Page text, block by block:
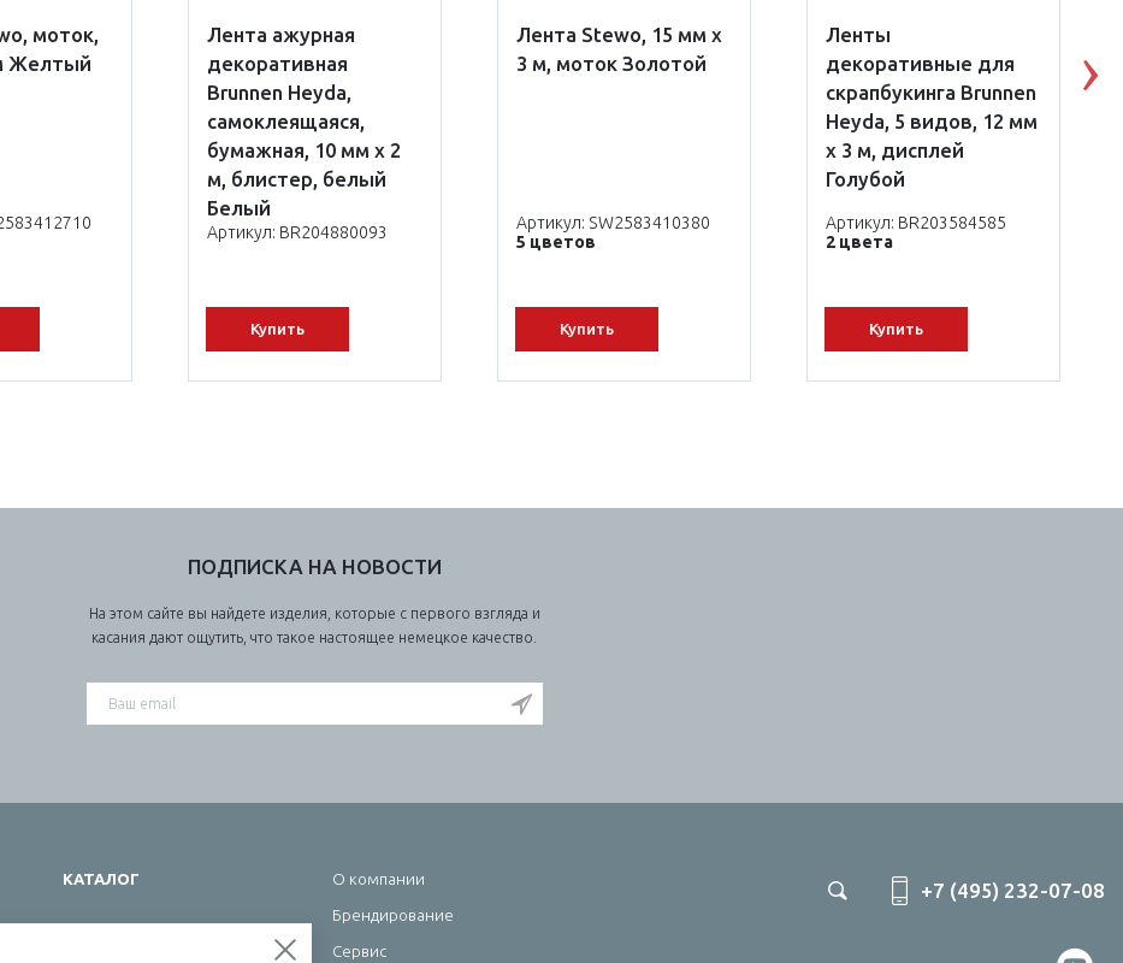
моток,
Желтый
Лента ажурная
декоративная
Brunnen Heyda,
самоклеящаяся,
бумажная, 10 мм х 2
м, блистер, белый
Белый
Артикул: BR204880093
Купить
Лента Stewo, 15 мм х
3 м, моток Золотой
Артикул: SW2583410380
5 цветов
Купить
Ленты
декоративные для
скрапбукинга Brunnen
Heyda, 5 видов, 12 мм
x 3 м, дисплей
Голубой
Артикул: BR203584585
2 цвета
Купить
ПОДПИСКА НА НОВОСТИ
На этом сайте вы найдете изделия, которые с первого взгляда и
касания дают ощутить, что такое настоящее немецкое качество.
КАТАЛОГ О компании
Брендирование
Сервис
+7 (495) 232-07-08